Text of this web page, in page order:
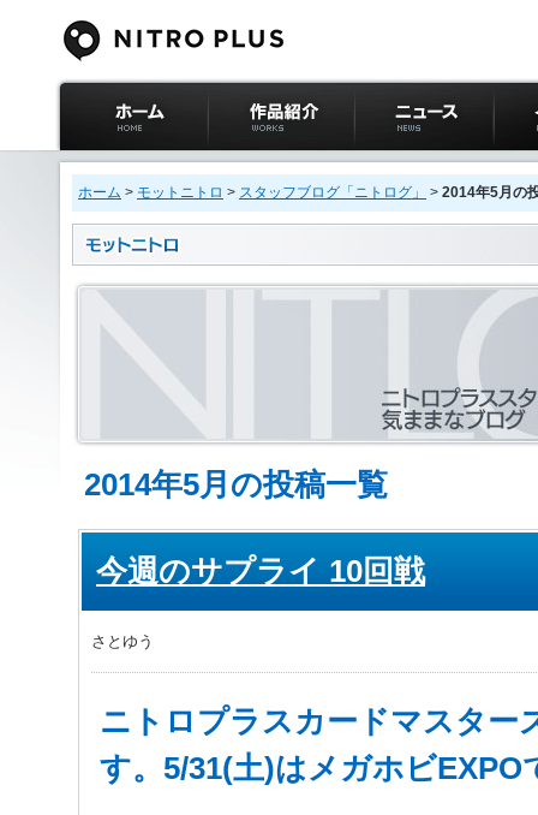
ニトロプラス公式
サイト ホーム
作品紹介 ニュース イベ
ホーム > モットニトロ > スタッフブログ「ニトログ」 > 2014年5月の
2014年5月の投稿一覧
今週のサプライ 10回戦
さとゆう
ニトロプラスカードマスター
す。5/31(土)はメガホビEXPO